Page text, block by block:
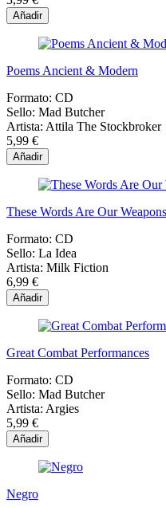
Añadir
Poems Ancient & Modern
Formato: CD
Sello: Mad Butcher
Artista: Attila The Stockbroker
5,99 €
Añadir
These Words Are Our Weapons
Formato: CD
Sello: La Idea
Artista: Milk Fiction
6,99 €
Añadir
Great Combat Performances
Formato: CD
Sello: Mad Butcher
Artista: Argies
5,99 €
Añadir
Negro